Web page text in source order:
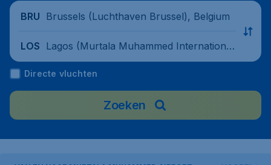
BRU Brussels (Luchthaven Brussel), Belgium
LOS Lagos (Murtala Muhammed International
Airport), Nigeria
Directe vluchten
Zoeken